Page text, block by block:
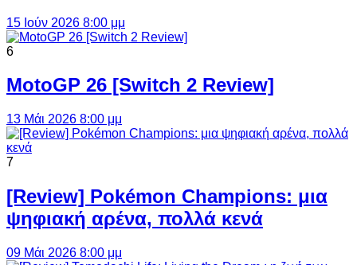
15 Ιούν 2026 8:00 μμ
6
MotoGP 26 [Switch 2 Review]
13 Μάι 2026 8:00 μμ
7
[Review] Pokémon Champions: μια
ψηφιακή αρένα, πολλά κενά
09 Μάι 2026 8:00 μμ